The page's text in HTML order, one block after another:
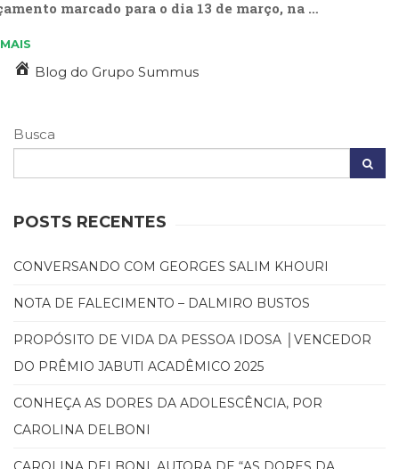
marcado para o dia 13 de março, na …
Blog do Grupo Summus
Busca
POSTS RECENTES
CONVERSANDO COM GEORGES SALIM KHOURI
NOTA DE FALECIMENTO – DALMIRO BUSTOS
PROPÓSITO DE VIDA DA PESSOA IDOSA │VENCEDOR
DO PRÊMIO JABUTI ACADÊMICO 2025
CONHEÇA AS DORES DA ADOLESCÊNCIA, POR
CAROLINA DELBONI